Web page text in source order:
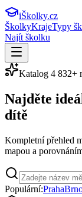
iŠkolky.cz
ŠkolkyKrajeTypy
Najít školku
Katalog 4 832+
Najděte
dítě
Kompletní přehled
mapou a
Populární:Praha